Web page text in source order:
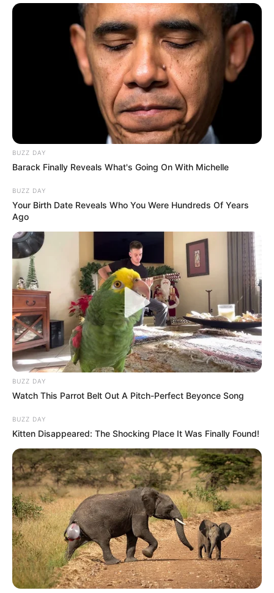
BUZZ DAY
Barack Finally Reveals What's Going On With Michelle
BUZZ DAY
Your Birth Date Reveals Who You Were Hundreds Of Years
Ago
BUZZ DAY
Watch This Parrot Belt Out A Pitch-Perfect Beyonce Song
BUZZ DAY
Kitten Disappeared: The Shocking Place It Was Finally Found!